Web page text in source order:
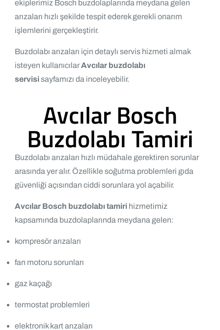
ekiplerimiz Bosch buzdolaplarında meydana gelen
arızaları hızlı şekilde tespit ederek gerekli onarım
işlemlerini gerçekleştirir.
Buzdolabı arızaları için detaylı servis hizmeti almak
isteyen kullanıcılarAvcılar buzdolabı
servisisayfamızı da inceleyebilir.
Avcılar Bosch
Buzdolabı Tamiri
Buzdolabı arızaları hızlı müdahale gerektiren sorunlar
arasında yer alır. Özellikle soğutma problemleri gıda
güvenliği açısından ciddi sorunlara yol açabilir.
Avcılar Bosch buzdolabı tamiri hizmetimiz
kapsamında buzdolaplarında meydana gelen:
kompresör arızaları
fan motoru sorunları
gaz kaçağı
termostat problemleri
elektronik kart arızaları